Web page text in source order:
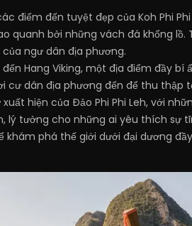
điểm đến tuyệt đẹp của Koh Phi
quanh bởi những vách đá khổng
ngư dân địa phương.
Hang Viking, một địa điểm đầy
dân địa phương đến để thu thập
hiện của Đảo Phi Phi Leh, với
lý tưởng cho những ai yêu thích sự
khám phá thế giới dưới đại dương